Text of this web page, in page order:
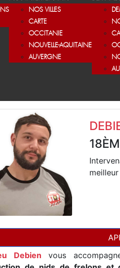
NOS VILLES
CARTE
OCCITANIE
NOUVELLE-AQUITAINE
AUVERGNE
Debien vous